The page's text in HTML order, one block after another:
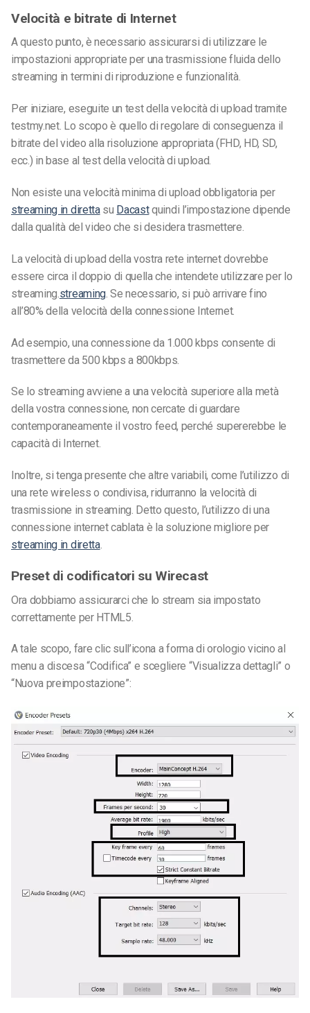
Velocità e bitrate di Internet
A questo punto, è necessario assicurarsi di utilizzare le
impostazioni appropriate per una trasmissione fluida dello
streaming in termini di riproduzione e funzionalità.
Per iniziare, eseguite un test della velocità di upload tramite
testmy.net. Lo scopo è quello di regolare di conseguenza il
bitrate del video alla risoluzione appropriata (FHD, HD, SD,
ecc.) in base al test della velocità di upload.
Non esiste una velocità minima di upload obbligatoria per
streaming in direttasu Dacastquindi l’impostazione dipende
dalla qualità del video che si desidera trasmettere.
La velocità di upload della vostra rete internet dovrebbe
essere circa il doppio di quella che intendete utilizzare per lo
streaming. streaming. Se necessario, si può arrivare fino
all’80% della velocità della connessione Internet.
Ad esempio, una connessione da 1.000 kbps consente di
trasmettere da 500 kbps a 800kbps.
Se lo streaming avviene a una velocità superiore alla metà
della vostra connessione, non cercate di guardare
contemporaneamente il vostro feed, perché supererebbe le
capacità di Internet.
Inoltre, si tenga presente che altre variabili, come l’utilizzo di
una rete wireless o condivisa, ridurranno la velocità di
trasmissione in streaming. Detto questo, l’utilizzo di una
connessione internet cablata è la soluzione migliore per
streaming in diretta.
Preset di codificatori su Wirecast
Ora dobbiamo assicurarci che lo stream sia impostato
correttamente per HTML5.
A tale scopo, fare clic sull’icona a forma di orologio vicino al
menu a discesa “Codifica” e scegliere “Visualizza dettagli” o
“Nuova preimpostazione”: